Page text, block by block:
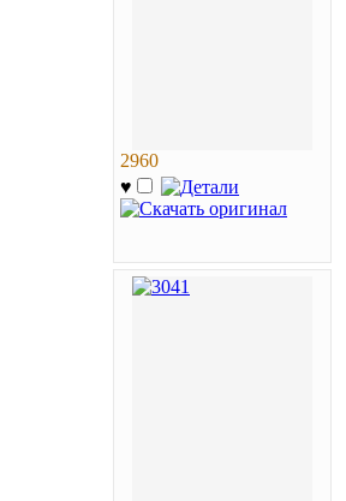
2960
♥